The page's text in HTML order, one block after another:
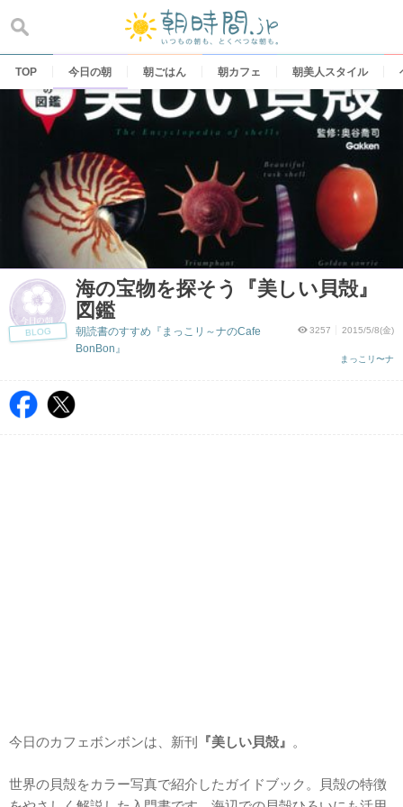
content
TOP 今日の朝 朝ごはん 朝カフェ 朝美人スタイル
BLOG
海の宝物を探そう『美しい貝殻』
図鑑
3257 2015/5/8(金)
まっこリ〜ナ
朝読書のすすめ『まっこリ～ナのCafe
BonBon』
今日のカフェボンボンは、新刊 『美しい貝殻』 。
世界の貝殻をカラー写真で紹介したガイドブック。貝殻の特徴